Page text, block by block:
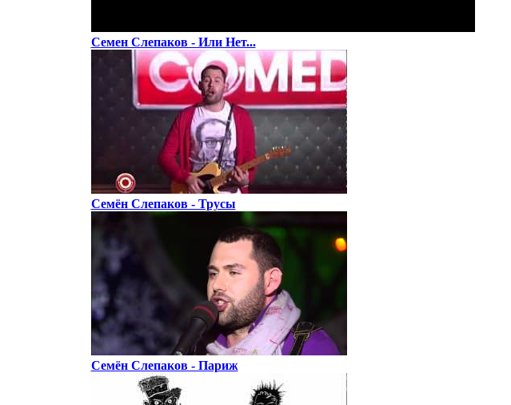
Семен Слепаков - Или Нет...
Семён Слепаков - Трусы
Семён Слепаков - Париж